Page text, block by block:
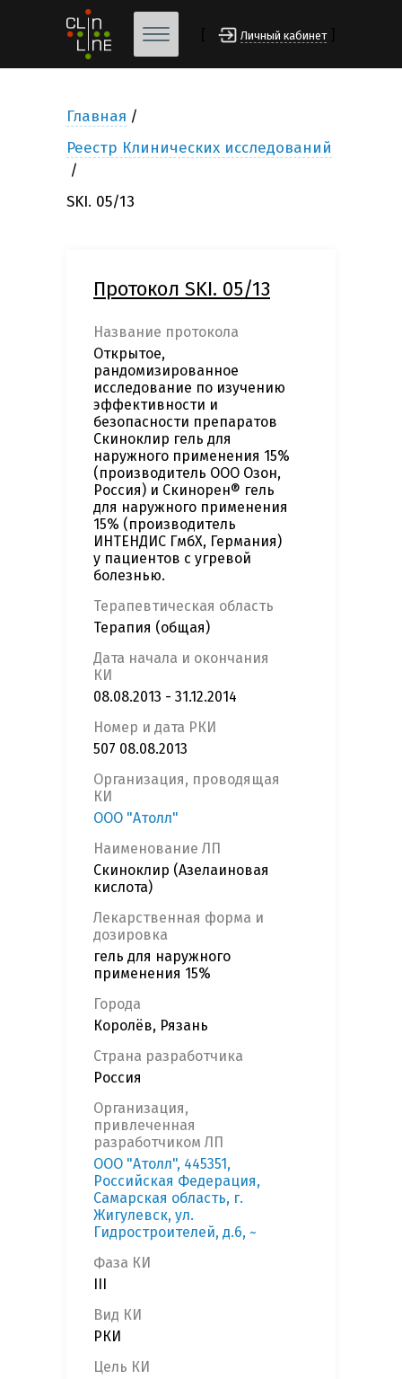
Личный кабинет
Главная
Реестр Клинических исследований
SKI. 05/13
Протокол SKI. 05/13
Название протокола
Открытое,
рандомизированное
исследование по изучению
эффективности и
безопасности препаратов
Скиноклир гель для
наружного применения 15%
(производитель ООО Озон,
Россия) и Скинорен® гель
для наружного применения
15% (производитель
ИНТЕНДИС ГмбХ, Германия)
у пациентов с угревой
болезнью.
Терапевтическая область
Терапия (общая)
Дата начала и окончания
КИ
08.08.2013 - 31.12.2014
Номер и дата РКИ
507 08.08.2013
Организация, проводящая
КИ
ООО "Атолл"
Наименование ЛП
Скиноклир (Азелаиновая
кислота)
Лекарственная форма и
дозировка
гель для наружного
применения 15%
Города
Королёв, Рязань
Страна разработчика
Россия
Организация,
привлеченная
разработчиком ЛП
ООО "Атолл", 445351,
Российская Федерация,
Самарская область, г.
Жигулевск, ул.
Гидростроителей, д.6, ~
Фаза КИ
Вид КИ
РКИ
Цель КИ